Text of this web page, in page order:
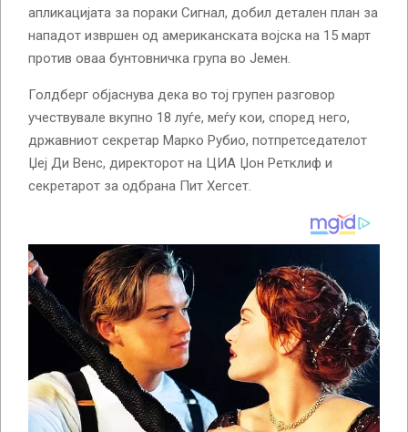
апликацијата за пораки Сигнал, добил детален план за
нападот извршен од американската војска на 15 март
против оваа бунтовничка група во Јемен.
Голдберг објаснува дека во тој групен разговор
учествувале вкупно 18 луѓе, меѓу кои, според него,
државниот секретар Марко Рубио, потпретседателот
Џеј Ди Венс, директорот на ЦИА Џон Ретклиф и
секретарот за одбрана Пит Хегсет.